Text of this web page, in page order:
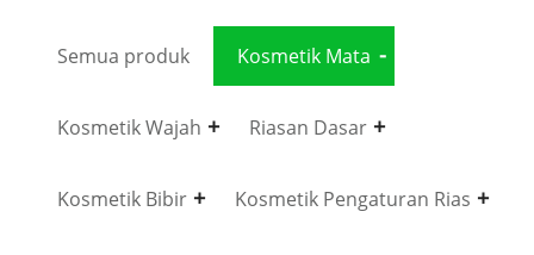
Semua produk Kosmetik Mata
Kosmetik Wajah Riasan Dasar
Kosmetik Bibir Kosmetik Pengaturan Rias